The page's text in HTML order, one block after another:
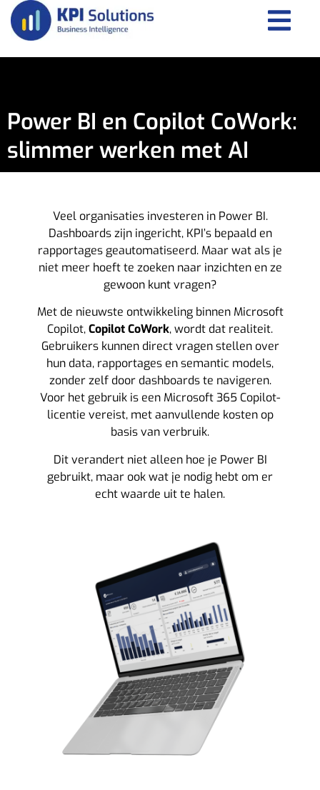
Power BI en Copilot CoWork:
slimmer werken met AI
Veel organisaties investeren in Power BI.
Dashboards zijn ingericht, KPI’s bepaald en
rapportages geautomatiseerd. Maar wat als je
niet meer hoeft te zoeken naar inzichten en ze
gewoon kunt vragen?
Met de nieuwste ontwikkeling binnen Microsoft
Copilot,Copilot CoWork, wordt dat realiteit.
Gebruikers kunnen direct vragen stellen over
hun data, rapportages en semantic models,
zonder zelf door dashboards te navigeren.
Voor het gebruik is een Microsoft 365 Copilot-
licentie vereist, met aanvullende kosten op
basis van verbruik.
Dit verandert niet alleen hoe je Power BI
gebruikt, maar ook wat je nodig hebt om er
echt waarde uit te halen.